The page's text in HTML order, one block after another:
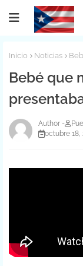
Inicio Noticias
Bebé que
octubre 18,